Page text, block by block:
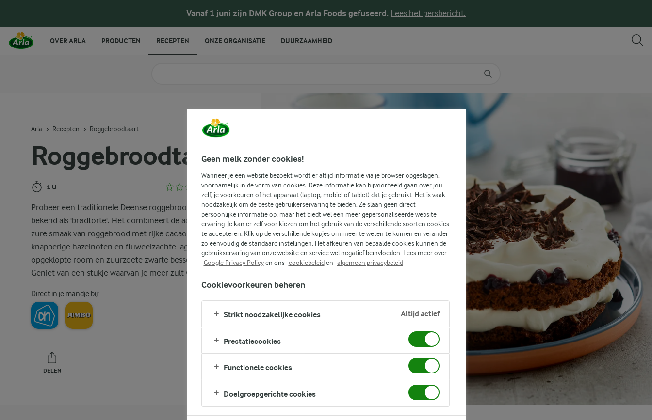
Vanaf 1 juni zijn DMK Group en Arla Foods gefuseerd. Lees het persbericht.
Roggebroodtaart
1 U (0)
Probeer een traditionele Deense roggebroodtaart, ook
bekend als 'brødtorte'. Het combineert de aardse, licht
zure smaak van roggebrood met rijke cacaopoeder,
knapperige hazelnoten en fluweelzachte lagen van
opgeklopte room en zuurzoete zwarte bessenjam.
Geniet van een stukje waarvan je meer zult willen.
Direct in je mandje bij:
DELEN PRINT
Arla Recepten Roggebroodtaart
OVER ARLA PRODUCTEN RECEPTEN ONZE ORGANISATIE DUURZAAMHEID
Geen melk zonder cookies!
Wanneer je een website bezoekt wordt er altijd informatie via je browser opgeslagen,
voornamelijk in de vorm van cookies. Deze informatie kan bijvoorbeeld gaan over jou
zelf, je voorkeuren of het apparaat (laptop, mobiel of tablet) dat je gebruikt. Het is vaak
noodzakelijk om de beste gebruikerservaring te bieden. Ze slaan geen direct
persoonlijke informatie op, maar het biedt wel een meer gepersonaliseerde website
ervaring. Je kan er zelf voor kiezen om het gebruik van de verschillende soorten cookies
te accepteren. Klik op de verschillende kopjes om meer te weten te komen en verander
zo eenvoudig de standaard instellingen. Het afkeuren van bepaalde cookies kunnen de
gebruikservaring van onze website en service wel negatief beïnvloeden. Lees meer over
Google Privacy Policyen ons cookiebeleiden algemeen privacybeleid
Cookievoorkeuren beheren
Strikt noodzakelijke cookies Altijd actief
Prestatiecookies
Functionele cookies
Doelgroepgerichte cookies